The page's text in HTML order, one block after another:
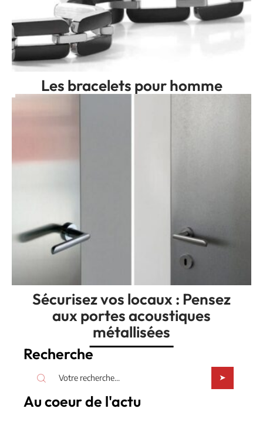
Les bracelets pour homme
Sécurisez vos locaux : Pensez
aux portes acoustiques
métallisées
Recherche
Au coeur de l'actu